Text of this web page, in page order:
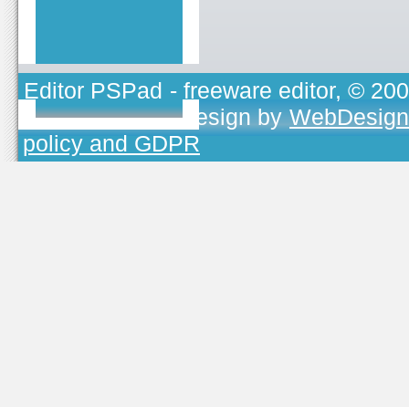
Editor PSPad - freeware editor, ©
TOJEONO.CZ, design by
policy and GDPR